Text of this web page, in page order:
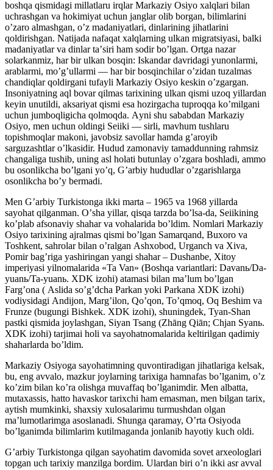
boshqa qismidagi millatlaru irqlar Markaziy Osiyo xalqlari bilan
uchrashgan va hokimiyat uchun janglar olib borgan, bilimlarini
oʼzaro almashgan, oʼz madaniyatlari, dinlarining jihatlarini
qoldirishgan. Natijada nafaqat xalqlarning ulkan migratsiyasi, balki
madaniyatlar va dinlar taʼsiri ham sodir boʼlgan. Ortga nazar
solarkanmiz, har bir ulkan bosqin: Iskandar davridagi yunonlarmi,
arablarmi, moʼgʼullarmi — har bir bosqinchilar oʼzidan tuzalmas
chandiqlar qoldirgani tufayli Markaziy Osiyo keskin oʼzgargan.
Insoniyatning aql bovar qilmas tarixining ulkan qismi uzoq yillardan
keyin unutildi, aksariyat qismi esa hozirgacha tuproqqa koʼmilgani
uchun jumboqligicha qolmoqda. Аyni shu sababdan Markaziy
Osiyo, men uchun oldingi Seiiki — sirli, mavhum tushlaru
topishmoqlar makoni, javobsiz savollar hamda gʼaroyib
sarguzashtlar oʼlkasidir. Hudud zamonaviy tamaddunning rahmsiz
changaliga tushib, uning asl holati butunlay oʼzgara boshladi, ammo
bu osonlikcha boʼlgani yoʼq, Gʼarbiy hududlar oʼzgarishlarga
osonlikcha boʼy bermadi.
Men Gʼarbiy Turkistonga ikki marta – 1965 va 1968 yillarda
sayohat qilganman. Oʼsha yillar, qisqa tarzda boʼlsa-da, Seiikining
koʼplab afsonaviy shahar va vohalarida boʼldim. Nomlari Markaziy
Osiyo tarixining ajralmas qismi boʼlgan Samarqand, Buxoro va
Toshkent, sahrolar bilan oʼralgan Аshxobod, Urganch va Xiva,
Pomir bagʼriga yashiringan yangi shahar – Dushanbe, Xitoy
imperiyasi yilnomalarida «Ta Van» (Boshqa variantlari: Davanь/Da-
yuanь/Ta-yuanь. XDK izohi) atamasi bilan maʼlum boʼlgan
Fargʼona ( Аslida soʼgʼdcha Parkan yoki Parkana XDK izohi)
vodiysidagi Аndijon, Margʼilon, Qoʼqon, Toʼqmoq, Oq Beshim va
Frunze (bugungi Bishkek. XDK izohi), shuningdek, Tyan-Shan
pastki qismida joylashgan, Siyan Tsang (Zhāng Qiān; Chjan Syanь.
XDK izohi) tarjimai holi va sayohatnomalarida keltirilgan qadimiy
shaharlarda boʼldim.
Markaziy Osiyoga sayohatimning quvontiradigan jihatlariga kelsak,
bu, eng avvalo, mazkur joylarning tarixiga hamnafas boʼlganim, oʼz
koʼzim bilan koʼra olishga muvaffaq boʼlganimdir. Men albatta,
mutaxassis, hatto havaskor tarixchi ham emasman, men bilgan tarix,
aytish mumkinki, shaxsiy xulosalarimu turmushdan olgan
maʼlumotlarimga asoslanadi. Shunga qaramay, Oʼrta Osiyoda
boʼlganimda bilimlarim kutilmaganda jonlanib hayotiy kuch oldi.
Gʼarbiy Turkistonga qilgan sayohatim davomida sovet arxeologlari
topgan uch tarixiy manzilga bordim. Ulardan biri oʼn ikki asr avval